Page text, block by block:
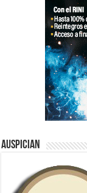
Auspician